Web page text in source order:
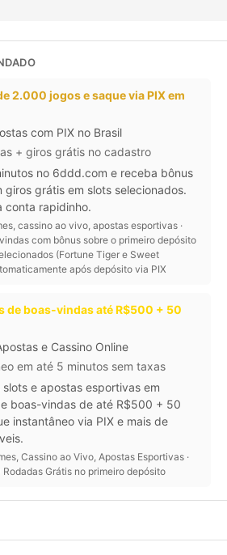
2.000 jogos e saque via PIX em
com PIX no Brasil
+ giros grátis no cadastro
no 6ddd.com e receba bônus
grátis em slots selecionados.
conta rapidinho.
cassino ao vivo, apostas esportivas ·
com bônus sobre o primeiro depósito
(Fortune Tiger e Sweet
após depósito via PIX
de boas-vindas até R$500 + 50
e Cassino Online
em até 5 minutos sem taxas
e apostas esportivas em
boas-vindas de até R$500 + 50
instantâneo via PIX e mais de
Cassino ao Vivo, Apostas Esportivas ·
Grátis no primeiro depósito